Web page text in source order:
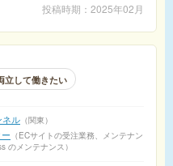
投稿時期 2025年02月
立して働きたい
ネル 関東
ECサイトの受注業務、メンテナン
のメンテナンス